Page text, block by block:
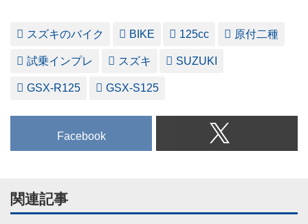
スズキのバイク BIKE 125cc 原付二種
試乗インプレ スズキ SUZUKI
GSX-R125 GSX-S125
Facebook
関連記事